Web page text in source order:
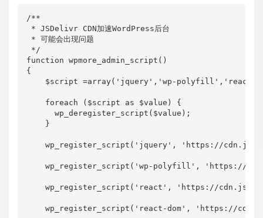
/**
* JSDelivr CDN加速WordPress后台
* 可能会出现问题
*/
function wpmore_admin_script()
{
$script =array('jquery','wp-
    foreach ($script as $value) {
      wp_deregister_script($value);
    }
wp_register_script('jquery', 'https://
wp_register_script('wp-polyfill', 'https://
wp_register_script('react', 'https://
wp_register_script('react-dom', 'https://